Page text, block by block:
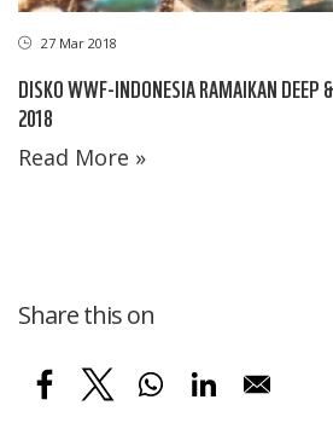
27 Mar 2018
DISKO WWF-INDONESIA RAMAIKAN DEEP
2018
Read More »
Share this on